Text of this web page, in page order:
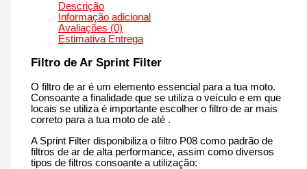
FILTRO
SUBSTITUIÇÃO
|
cm3
-
CM151S
de
até
agora
Descrição
Informação adicional
Avaliações (0)
Estimativa Entrega
Filtro de Ar Sprint Filter
O filtro de ar é um elemento essencial para a tua moto.
Consoante a finalidade que se utiliza o veículo e em que
locais se utiliza é importante escolher o filtro de ar mais
correto para a tua moto de até .
A Sprint Filter disponibiliza o filtro P08 como padrão de
filtros de ar de alta performance, assim como diversos
tipos de filtros consoante a utilização: